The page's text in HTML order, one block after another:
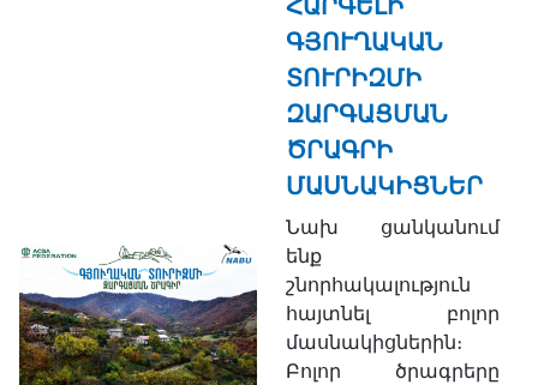
ՀԱՐԳԵԼԻ
ԳՅՈՒՂԱԿԱՆ
ՏՈՒՐԻԶՄԻ
ԶԱՐԳԱՑՄԱՆ
ԾՐԱԳՐԻ
ՄԱՍՆԱԿԻՑՆԵՐ
Նախ ցանկանում
ենք
շնորհակալություն
հայտնել բոլոր
մասնակիցներին։
Բոլոր ծրագրերը